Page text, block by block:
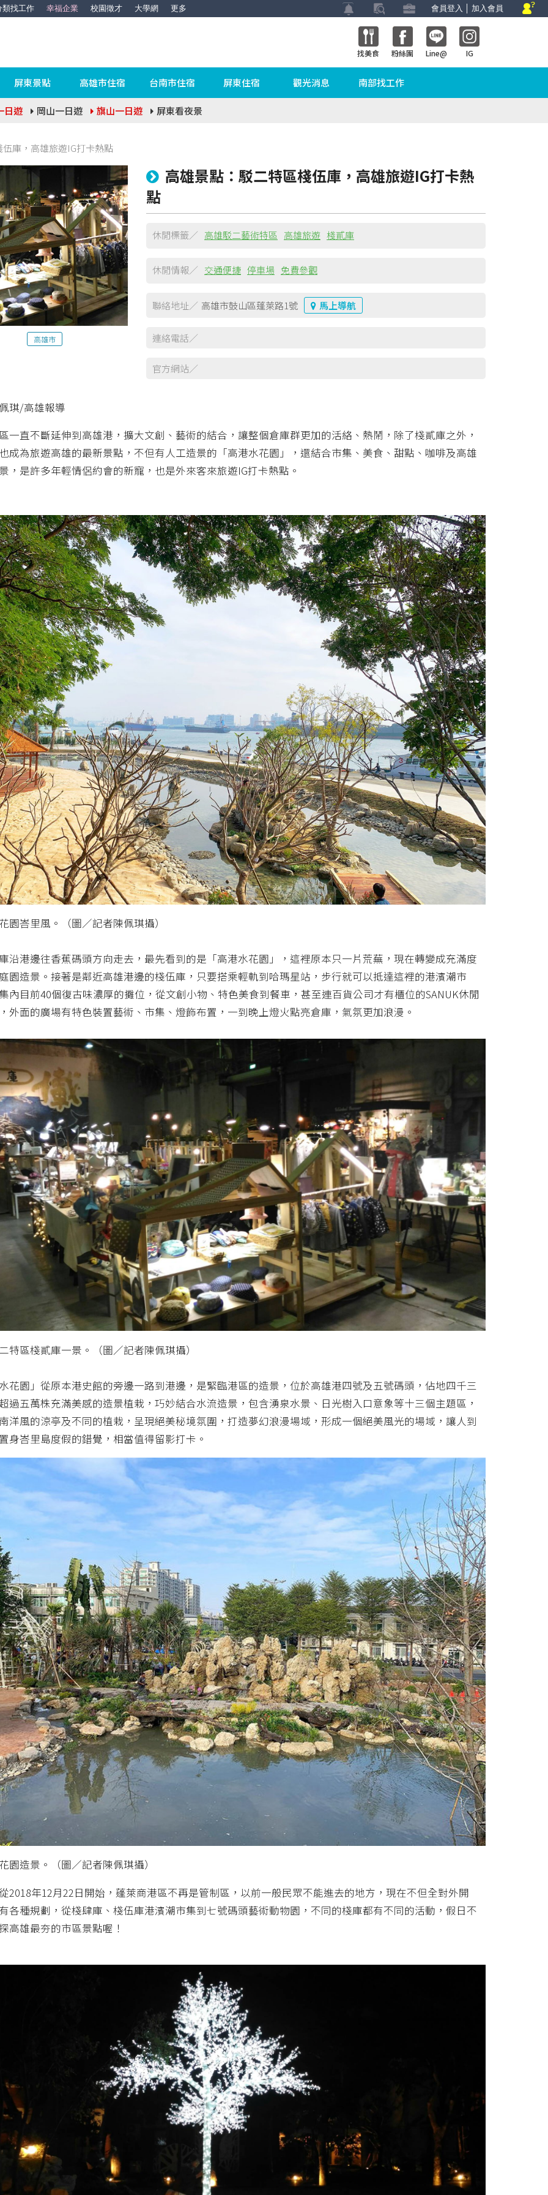
會員登入 加入會員
類找工作 幸福企業 校園徵才 大學網 更多
找美食 粉絲團 Line@ IG
屏東景點 高雄市住宿 台南市住宿 屏東住宿 觀光消息 南部找工作
日遊 岡山一日遊 旗山一日遊 屏東看夜景
庫，高雄旅遊IG打卡熱點
高雄市
高雄景點：駁二特區棧伍庫，高雄旅遊IG打卡熱
點
休閒標籤／ 高雄駁二藝術特區 高雄旅遊 棧貳庫
休閒情報／ 交通便捷 停車場 免費參觀
聯絡地址／ 高雄市鼓山區蓬萊路1號 馬上導航
連絡電話／
官方網站／
琪/高雄報導
一直不斷延伸到高雄港，擴大文創、藝術的結合，讓整個倉庫群更加的活絡、熱鬧，除了棧貳庫之外，
成為旅遊高雄的最新景點，不但有人工造景的「高港水花園」，還結合市集、美食、甜點、咖啡及高雄
，是許多年輕情侶約會的新寵，也是外來客來旅遊IG打卡熱點。
園峇里風。（圖／記者陳佩琪攝）
沿港邊往香蕉碼頭方向走去，最先看到的是「高港水花園」，這裡原本只一片荒蕪，現在轉變成充滿度
園造景。接著是鄰近高雄港邊的棧伍庫，只要搭乘輕軌到哈瑪星站，步行就可以抵達這裡的港濱潮市
內目前40個復古味濃厚的攤位，從文創小物、特色美食到餐車，甚至連百貨公司才有櫃位的SANUK休閒
外面的廣場有特色裝置藝術、市集、燈飾布置，一到晚上燈火點亮倉庫，氣氛更加浪漫。
特區棧貳庫一景。（圖／記者陳佩琪攝）
花園」從原本港史館的旁邊一路到港邊，是緊臨港區的造景，位於高雄港四號及五號碼頭，佔地四千三
過五萬株充滿美感的造景植栽，巧妙結合水流造景，包含湧泉水景、日光樹入口意象等十三個主題區，
洋風的涼亭及不同的植栽，呈現絕美秘境氛圍，打造夢幻浪漫場域，形成一個絕美風光的場域，讓人到
身峇里島度假的錯覺，相當值得留影打卡。
園造景。（圖／記者陳佩琪攝）
2018年12月22日開始，蓬萊商港區不再是管制區，以前一般民眾不能進去的地方，現在不但全對外開
各種規劃，從棧肆庫、棧伍庫港濱潮市集到七號碼頭藝術動物園，不同的棧庫都有不同的活動，假日不
高雄最夯的市區景點喔！